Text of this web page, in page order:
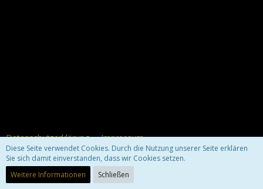
Datenschutzerklärung Impressum
Community-Software:
Diese Seite verwendet Cookies. Durch die Nutzung unserer Seite erklären
Sie sich damit einverstanden, dass wir Cookies setzen.
Weitere Informationen
Schließen